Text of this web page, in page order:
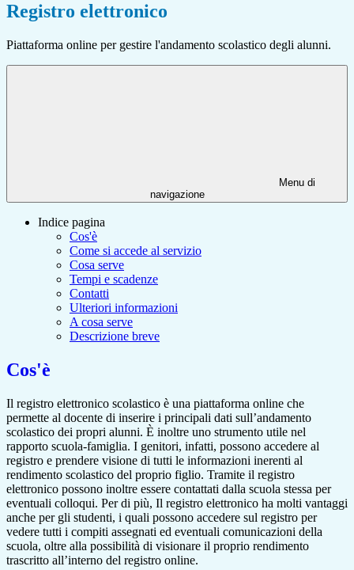
Registro elettronico
Piattaforma online per gestire l'andamento scolastico degli alunni.
Menu di
navigazione
Indice pagina
Cos'è
Come si accede al servizio
Cosa serve
Tempi e scadenze
Contatti
Ulteriori informazioni
A cosa serve
Descrizione breve
Cos'è
Il registro elettronico scolastico è una piattaforma online che
permette al docente di inserire i principali dati sull’andamento
scolastico dei propri alunni. È inoltre uno strumento utile nel
rapporto scuola-famiglia. I genitori, infatti, possono accedere al
registro e prendere visione di tutti le informazioni inerenti al
rendimento scolastico del proprio figlio. Tramite il registro
elettronico possono inoltre essere contattati dalla scuola stessa per
eventuali colloqui. Per di più, Il registro elettronico ha molti vantaggi
anche per gli studenti, i quali possono accedere sul registro per
vedere tutti i compiti assegnati ed eventuali comunicazioni della
scuola, oltre alla possibilità di visionare il proprio rendimento
trascritto all’interno del registro online.